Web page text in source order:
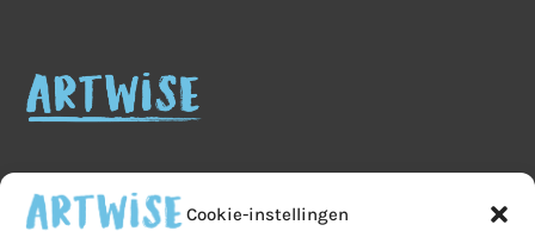
Cookie-instellingen